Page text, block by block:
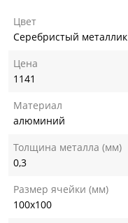
Цвет
Серебристый металлик
Цена
1141
Материал
алюминий
Толщина металла (мм)
0,3
Размер ячейки (мм)
100х100